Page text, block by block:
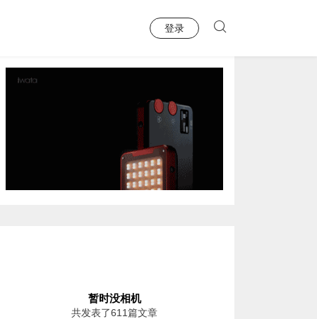
登录
暂时没相机
共发表了611篇文章